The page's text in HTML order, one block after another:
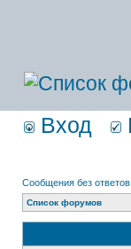
Вход
Сообщения без ответов
Список форумов